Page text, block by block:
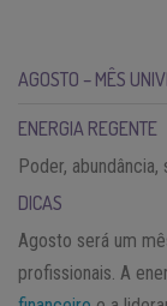
AGOSTO – MÊS
ENERGIA REGENTE
Poder,
DICAS
Agosto será um
profissionais. A